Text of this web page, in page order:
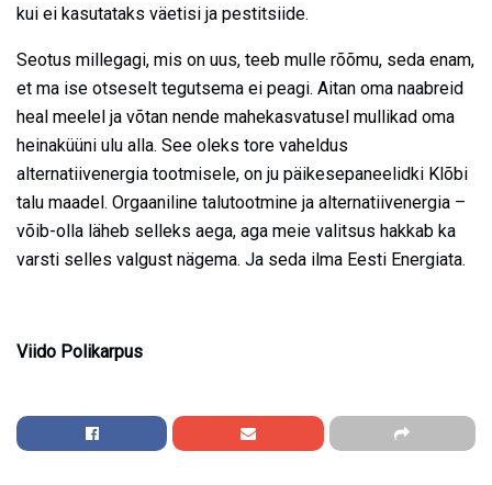
kui ei kasutataks väetisi ja pestitsiide.
Seotus millegagi, mis on uus, teeb mulle rõõmu, seda enam,
et ma ise otseselt tegutsema ei peagi. Aitan oma naabreid
heal meelel ja võtan nende mahekasvatusel mullikad oma
heinaküüni ulu alla. See oleks tore vaheldus
alternatiivenergia tootmisele, on ju päikesepaneelidki Klõbi
talu maadel. Orgaaniline talutootmine ja alternatiivenergia –
võib-olla läheb selleks aega, aga meie valitsus hakkab ka
varsti selles valgust nägema. Ja seda ilma Eesti Energiata.
Viido Polikarpus